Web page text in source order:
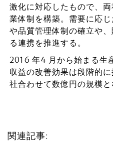
激化に対応したもので、
業体制を構築。需要に応
や品質管理体制の確立や
る連携を推進する。
2016 年4 月から始まる生
収益の改善効果は段階的
社合わせて数億円の規模と
関連記事: